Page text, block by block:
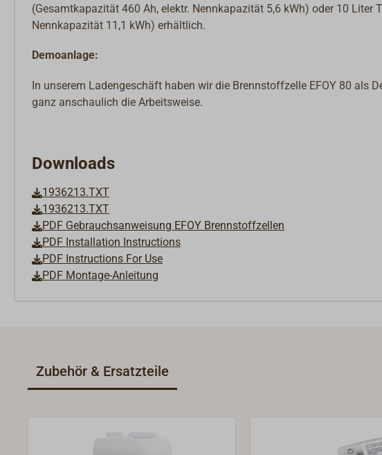
(Gesamtkapazität 460 Ah, elektr. Nennkapazität 5,6 kWh) oder 10 Liter
Nennkapazität 11,1 kWh) erhältlich.
Demoanlage:
In unserem Ladengeschäft haben wir die Brennstoffzelle EFOY 80 als
ganz anschaulich die Arbeitsweise.
Downloads
1936213.TXT
1936213.TXT
PDF Gebrauchsanweisung EFOY Brennstoffzellen
PDF Installation Instructions
PDF Instructions For Use
PDF Montage-Anleitung
Zubehör & Ersatzteile